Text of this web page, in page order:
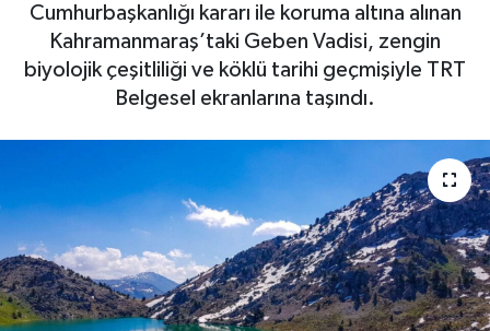
Cumhurbaşkanlığı kararı ile koruma altına alınan
Kahramanmaraş’taki Geben Vadisi, zengin
biyolojik çeşitliliği ve köklü tarihi geçmişiyle TRT
Belgesel ekranlarına taşındı.
Künye
Son Dakika Haberleri
Haber Arşivi